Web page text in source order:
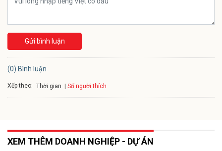
Gửi bình luận
(0) Bình luận
Xếp theo: Thời gian Số người thích
XEM THÊM DOANH NGHIỆP - DỰ ÁN